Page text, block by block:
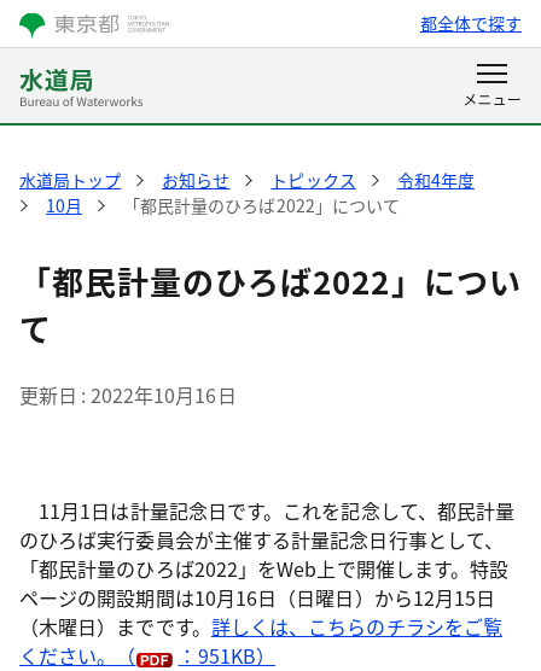
都全体で探す
水道局トップ お知らせ トピックス
令和4年度
10月
「都民計量のひろば2022」について
「都民計量のひろば2022」につい
て
更新日 2022年10月16日
11月1日は計量記念日です。これを記念して、都民計量
のひろば実行委員会が主催する計量記念日行事として、
「都民計量のひろば2022」をWeb上で開催します。特設
ページの開設期間は10月16日（日曜日）から12月15日
（木曜日）までです。 詳しくは、こちらのチラシをご覧
ください。（
：951KB）